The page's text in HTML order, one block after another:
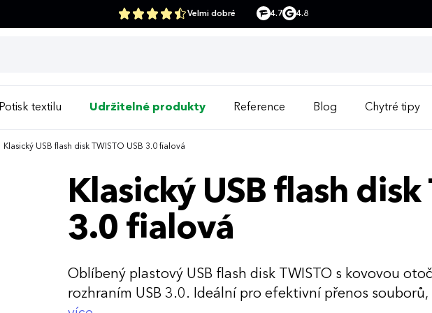
Velmi dobré 4.7 4.8
Potisk textilu Udržitelné produkty Reference Blog Chytré tipy
Klasický USB flash disk TWISTO USB 3.0 fialová
Klasický USB flash disk
3.0 fialová
Oblíbený plastový USB flash disk TWISTO s kovovou
rozhraním USB 3.0. Ideální pro efektivní přenos